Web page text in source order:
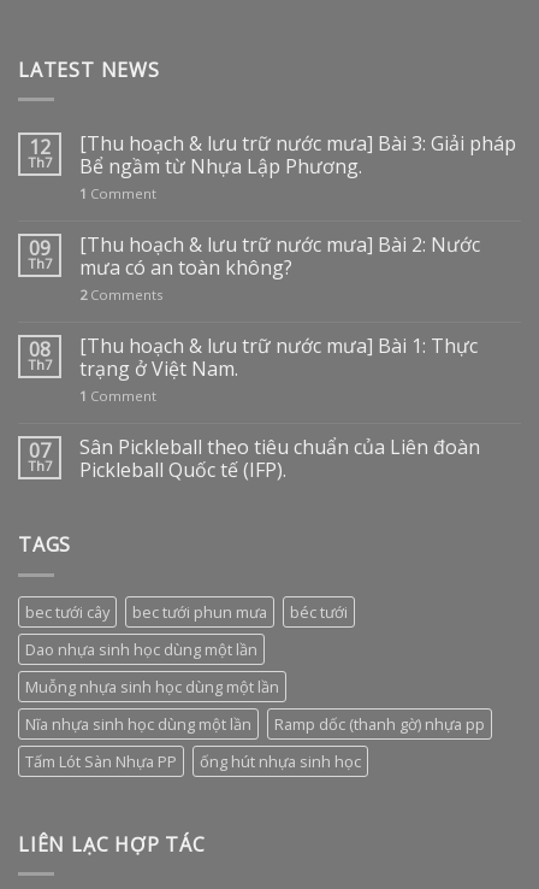
LATEST NEWS
12
Th7
[Thu hoạch & lưu trữ nước mưa] Bài 3: Giải pháp
Bể ngầm từ Nhựa Lập Phương.
1 Comment
09
Th7
[Thu hoạch & lưu trữ nước mưa] Bài 2: Nước
mưa có an toàn không?
2Comments
08
Th7
[Thu hoạch & lưu trữ nước mưa] Bài 1: Thực
trạng ở Việt Nam.
1 Comment
07
Th7
Sân Pickleball theo tiêu chuẩn của Liên đoàn
Pickleball Quốc tế (IFP).
TAGS
bec tưới cây bec tưới phun mưa
béc tưới
Dao nhựa sinh học dùng một lần
Muỗng nhựa sinh học dùng một lần
Nĩa nhựa sinh học dùng một lần
Ramp dốc (thanh gờ) nhựa pp
Tấm Lót Sàn Nhựa PP
ống hút nhựa sinh học
LIÊN LẠC HỢP TÁC